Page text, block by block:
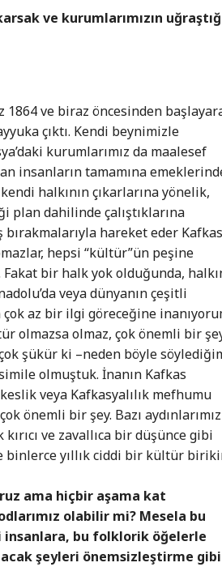
ve kurumlarımızın
ve biraz öncesinden
çıktı. Kendi beynimizle
kurumlarımız da maalesef
insanların tamamına
halkının çıkarlarına yönelik,
dahilinde çalıştıklarına
hareket eder Kafkas
hepsi “kültür”ün peşine
bir halk yok olduğunda,
veya dünyanın çeşitli
az bir ilgi göreceğine
olmazsa olmaz, çok önemli bir
şükür ki –neden böyle
olmuştuk. İnanın Kafkas
veya Kafkasyalılık mefhumu
önemli bir şey. Bazı aydınlarımız
ve zavallıca bir düşünce gibi
binlerce yıllık ciddi bir kültür
ama hiçbir aşama kat
olabilir mi? Mesela bu
bu folklorik öğelerle
şeyleri önemsizleştirme